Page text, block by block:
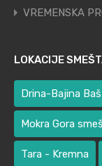
VREMENSKA
LOKACIJE
Drina-Bajina
Mokra Gora
Tara - Kremna